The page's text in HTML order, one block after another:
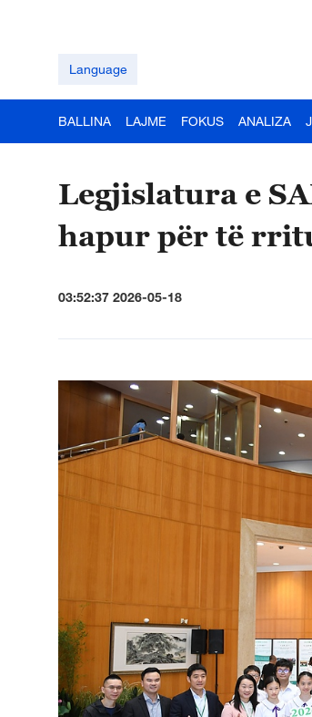
Language
BALLINA LAJME FOKUS ANALIZA
Legjislatura e
hapur për të
03:52:37 2026-05-18